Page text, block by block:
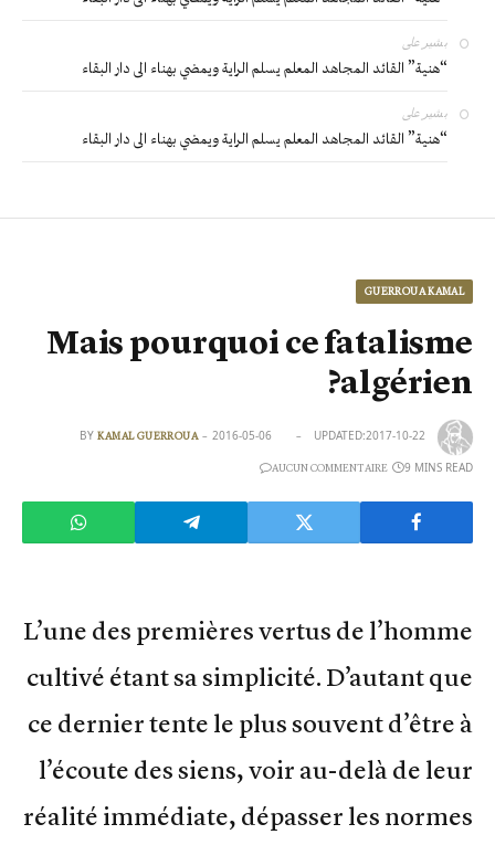
بشير على
“هنية” القائد المجاهد المعلم يسلم الراية ويمضي بهناء الى دار البقاء
بشير على
“هنية” القائد المجاهد المعلم يسلم الراية ويمضي بهناء الى دار البقاء
GUERROUA KAMAL
Mais pourquoi ce fatalisme
algérien?
BY KAMAL GUERROUA 2016-05-06 UPDATED:2017-10-22
AUCUN COMMENTAIRE 9 MINS READ
L’une des premières vertus de l’homme
cultivé étant sa simplicité. D’autant que
ce dernier tente le plus souvent d’être à
l’écoute des siens, voir au-delà de leur
réalité immédiate, dépasser les normes